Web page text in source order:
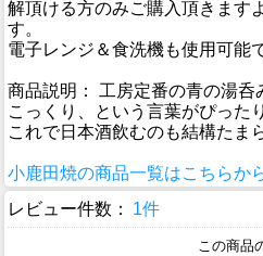
解頂ける方のみご購入頂きます
す。
電子レンジ＆食洗機も使用可能
商品説明： 工房定番の青の湯呑
こっくり、という言葉がぴったり
これで日本酒飲むのも結構たま
小鹿田焼の商品一覧はこちらか
レビュー件数：
1件
この商品